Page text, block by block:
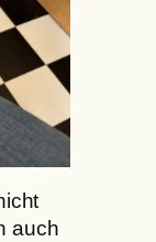
auch